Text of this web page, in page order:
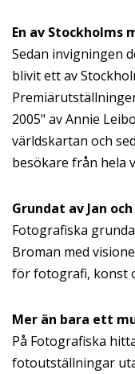
En av Stockholms
Sedan invigningen
blivit ett av
2005" av Annie
världskartan och
besökare från hela
Grundat av Jan
Fotografiska
Broman med
för fotografi, konst
Mer än bara ett
På Fotografiska
fotoutställningar